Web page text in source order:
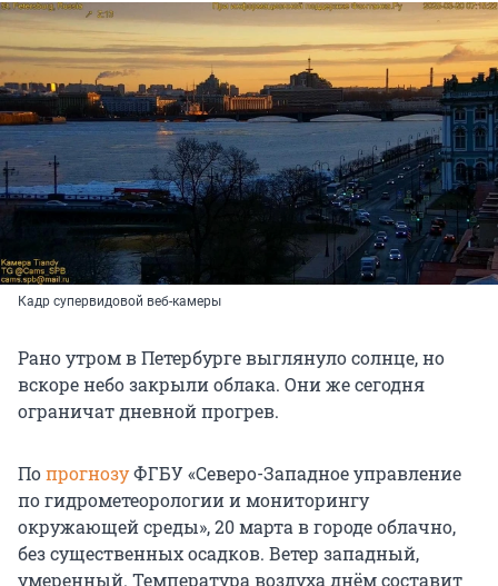
Кадр супервидовой веб-камеры
Рано утром в Петербурге выглянуло солнце, но
вскоре небо закрыли облака. Они же сегодня
ограничат дневной прогрев.
ПопрогнозуФГБУ «Северо-Западное управление
по гидрометеорологии и мониторингу
окружающей среды», 20 марта в городе облачно,
без существенных осадков. Ветер западный,
умеренный. Температура воздуха днём составит